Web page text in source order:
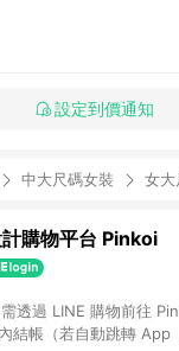
設定到價通知
中大尺碼女裝 女大
購物平台 Pinkoi
透過 LINE 購物前往
結帳（若自動跳轉 App